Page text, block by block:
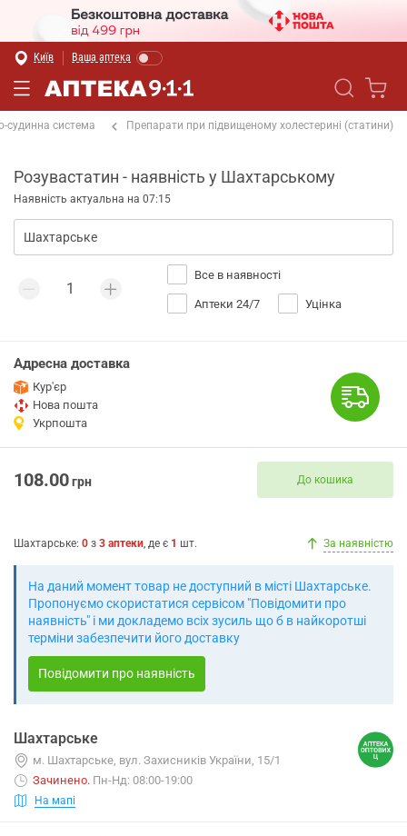
Київ Ваша аптека
судинна система Препарати при підвищеному холестерині (статини)
Розувастатин - наявність у Шахтарському
Наявність актуальна на 07:15
Все в наявності
Аптеки 24/7 Уцінка
Адресна доставка
Кур'єр
Нова пошта
Укрпошта
108.00грн До кошика
Шахтарське: 0 з 3 аптеки, де є 1 шт. За наявністю
На даний момент товар не доступний в місті Шахтарське.
Пропонуємо скористатися сервісом "Повідомити про
наявність" і ми докладемо всіх зусиль що б в найкоротші
терміни забезпечити його доставку
Повідомити про наявність
Шахтарське
м. Шахтарське, вул. Захисників України, 15/1
Зачинено. Пн-Нд: 08:00-19:00
На мапі